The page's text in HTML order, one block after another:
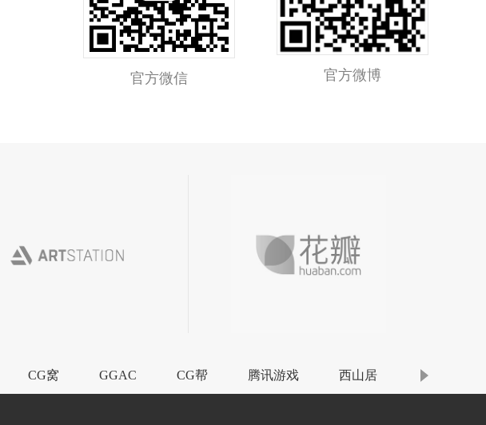
官方微信 官方微博
CG窝 GGAC CG帮 腾讯游戏 西山居 游艺网